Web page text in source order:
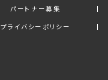
パートナー募集
プライバシーポリシー